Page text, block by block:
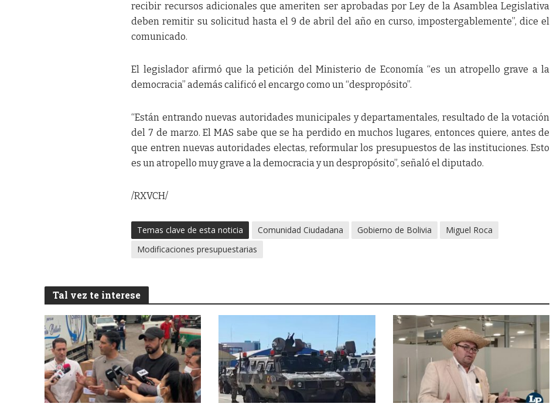
recibir recursos adicionales que ameriten ser aprobadas por Ley de la Asamblea Legislativa
deben remitir su solicitud hasta el 9 de abril del año en curso, impostergablemente”, dice el
comunicado.
El legislador afirmó que la petición del Ministerio de Economía “es un atropello grave a la
democracia” además calificó el encargo como un “despropósito”.
“Están entrando nuevas autoridades municipales y departamentales, resultado de la votación
del 7 de marzo. El MAS sabe que se ha perdido en muchos lugares, entonces quiere, antes de
que entren nuevas autoridades electas, reformular los presupuestos de las instituciones. Esto
es un atropello muy grave a la democracia y un despropósito”, señaló el diputado.
/RXVCH/
Temas clave de esta noticia Comunidad Ciudadana Gobierno de Bolivia
Miguel Roca
Modificaciones presupuestarias
Tal vez te interese